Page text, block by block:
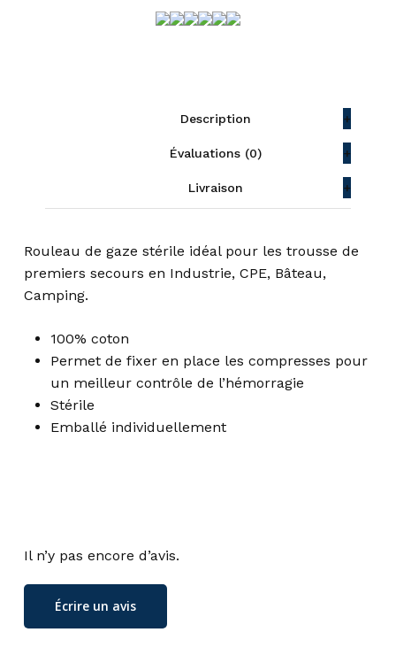
Description
Évaluations (0)
Livraison
Rouleau de gaze stérile idéal pour les trousse de
premiers secours en Industrie, CPE, Bâteau,
Camping.
100% coton
Permet de fixer en place les compresses pour
un meilleur contrôle de l’hémorragie
Stérile
Emballé individuellement
Il n’y pas encore d’avis.
Écrire un avis